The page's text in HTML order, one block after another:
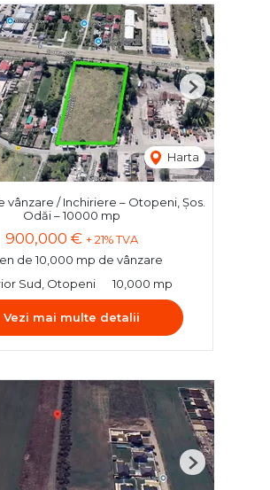
Harta
Next
vânzare / Inchiriere – Otopeni, Șos.
Odăi – 10000 mp
900,000 € + 21% TVA
de 10,000 mp de vânzare
Sud, Otopeni
10,000 mp
Vezi mai multe detalii
Next